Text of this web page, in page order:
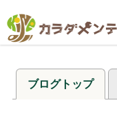
ブログトップ